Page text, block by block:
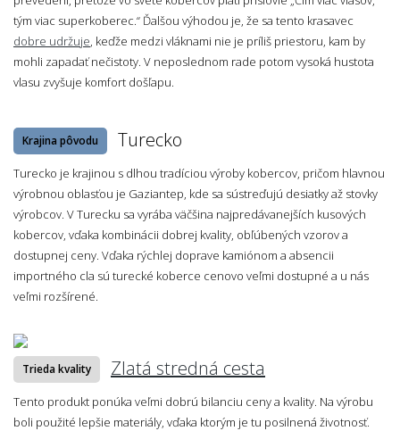
tým viac superkoberec.“ Ďalšou výhodou je, že sa tento krasavec
dobre udržuje , keďže medzi vláknami nie je príliš priestoru, kam by
mohli zapadať nečistoty. V neposlednom rade potom vysoká hustota
vlasu zvyšuje komfort došľapu.
Krajina pôvodu Turecko
Turecko je krajinou s dlhou tradíciou výroby kobercov, pričom hlavnou
výrobnou oblasťou je Gaziantep, kde sa sústreďujú desiatky až stovky
výrobcov. V Turecku sa vyrába väčšina najpredávanejších kusových
kobercov, vďaka kombinácii dobrej kvality, obľúbených vzorov a
dostupnej ceny. Vďaka rýchlej doprave kamiónom a absencii
importného cla sú turecké koberce cenovo veľmi dostupné a u nás
veľmi rozšírené.
Trieda kvality Zlatá stredná cesta
Tento produkt ponúka veľmi dobrú bilanciu ceny a kvality. Na výrobu
boli použité lepšie materiály, vďaka ktorým je tu posilnená životnosť.